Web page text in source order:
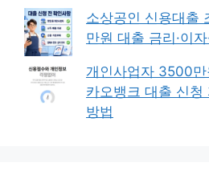
소상공인 신용대출
만원 대출 금리·이
개인사업자 3500
카오뱅크 대출 신청
방법